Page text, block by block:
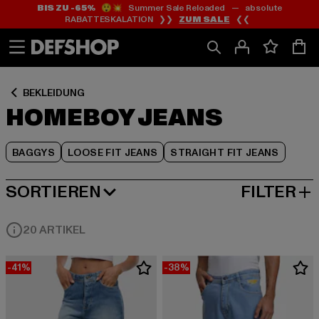
Zum
Inhalt
springen
Zum
Fußzeile
springen
BIS ZU -65%😲💥 Summer Sale Reloaded — absolute
RABATTESKALATION ❯❯ ZUM SALE ❮❮
BEKLEIDUNG
HOMEBOY JEANS
BAGGYS LOOSE FIT JEANS STRAIGHT FIT JEANS
Zum
Produktraster
springen
SORTIEREN
BELIEBTESTE FILTER
20 ARTIKEL
-41% -38%